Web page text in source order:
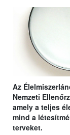
Az
Nemzeti
amely a teljes
mind a
terveket.